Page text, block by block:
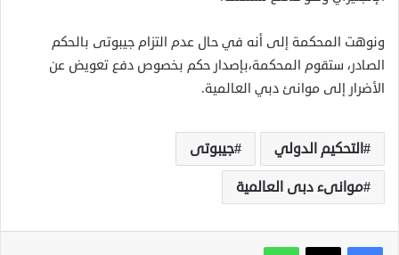
ونوهت المحكمة إلى أنه في حال عدم التزام جيبوتى بالحكم
الصادر، ستقوم المحكمة،بإصدار حكم بخصوص دفع تعويض عن
الأضرار إلى موانئ دبي العالمية.
التحكيم الدولي
جيبوتى
موانىء دبى العالمية
واتساب